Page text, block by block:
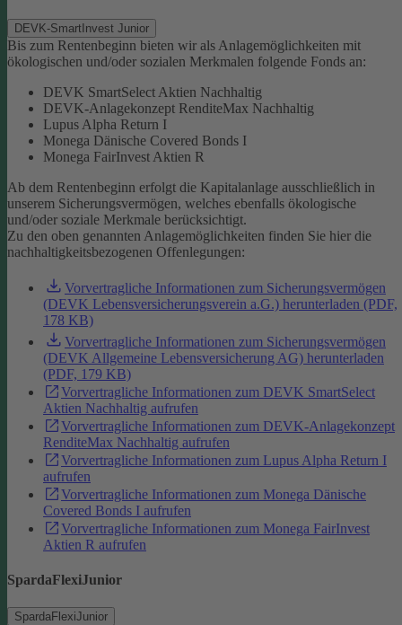
DEVK-SmartInvest Junior
Bis zum Rentenbeginn bieten wir als Anlagemöglichkeiten mit
ökologischen und/oder sozialen Merkmalen folgende Fonds an:
DEVK SmartSelect Aktien Nachhaltig
DEVK-Anlagekonzept RenditeMax Nachhaltig
Lupus Alpha Return I
Monega Dänische Covered Bonds I
Monega FairInvest Aktien R
Ab dem Rentenbeginn erfolgt die Kapitalanlage ausschließlich in
unserem Sicherungsvermögen, welches ebenfalls ökologische
und/oder soziale Merkmale berücksichtigt.
Zu den oben genannten Anlagemöglichkeiten finden Sie hier die
nachhaltigkeitsbezogenen Offenlegungen:
Vorvertragliche Informationen zum Sicherungsvermögen
(DEVK Lebensversicherungsverein a.G.) herunterladen (PDF,
178 KB)
Vorvertragliche Informationen zum Sicherungsvermögen
(DEVK Allgemeine Lebensversicherung AG) herunterladen
(PDF, 179 KB)
Vorvertragliche Informationen zum DEVK SmartSelect
Aktien Nachhaltig aufrufen
Vorvertragliche Informationen zum DEVK-Anlagekonzept
RenditeMax Nachhaltig aufrufen
Vorvertragliche Informationen zum Lupus Alpha Return I
aufrufen
Vorvertragliche Informationen zum Monega Dänische
Covered Bonds I aufrufen
Vorvertragliche Informationen zum Monega FairInvest
Aktien R aufrufen
SpardaFlexiJunior
SpardaFlexiJunior